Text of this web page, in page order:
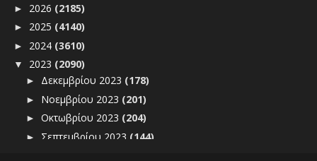
► 2026 (2185)
► 2025 (4140)
► 2024 (3610)
▼ 2023 (2090)
► Δεκεμβρίου 2023 (178)
► Νοεμβρίου 2023 (201)
► Οκτωβρίου 2023 (204)
► Σεπτεμβρίου 2023 (144)